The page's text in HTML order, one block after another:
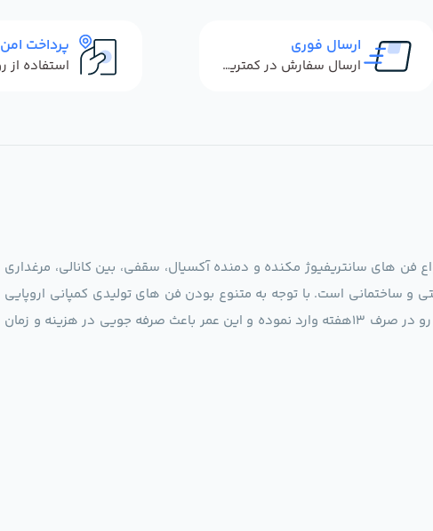
ارسال فوری
ارسال سفارش در کمترین زمان ممکن
پرداخت امن
فن های سانتریفیوژ مکنده و دمنده آکسیال، سقفی، بین کانالی، مرغداری
ساختمانی است. با توجه به متنوع بودن فن های تولیدی کمپانی اروپایی
مجموعه ما در نظر دارد کالاهای تخصصی شما عزیزان رو در صرف 13هفته وارد نموده و این عمر باعث صرفه جویی در هزینه و زمان